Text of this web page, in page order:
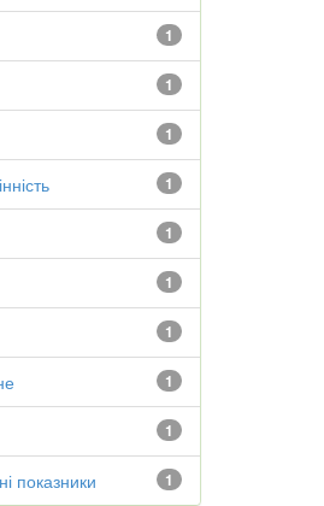
1
1
1
1
1
1
1
1
1
1
показники